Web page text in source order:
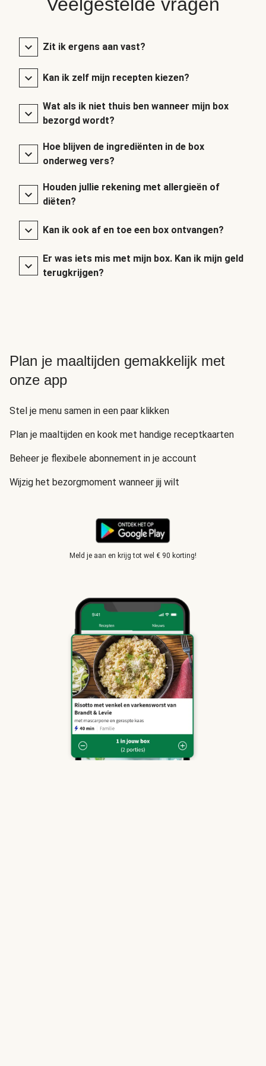
Zit ik ergens aan vast?
Kan ik zelf mijn recepten kiezen?
Wat als ik niet thuis ben wanneer mijn box
bezorgd wordt?
Hoe blijven de ingrediënten in de box
onderweg vers?
Houden jullie rekening met allergieën of
diëten?
Kan ik ook af en toe een box ontvangen?
Er was iets mis met mijn box. Kan ik mijn geld
terugkrijgen?
Plan je maaltijden gemakkelijk met
onze app
Stel je menu samen in een paar klikken
Plan je maaltijden en kook met handige receptkaarten
Beheer je flexibele abonnement in je account
Wijzig het bezorgmoment wanneer jij wilt
Meld je aan en krijg tot wel € 90 korting!